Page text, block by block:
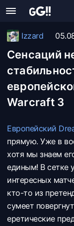
Izzard
Сенсаций
Warcraft 3
Европейский
прямую. Уже в
хотя мы знаем
единым! В сетке
интересных
кто-то из
сумеет
еретические